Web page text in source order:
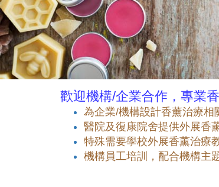
歡迎機構/企業合作，專業
為企業/機構設計香薰治療相
醫院及復康院舍提供外展香
特殊需要學校外展香薰治療
機構員工培訓，配合機構主